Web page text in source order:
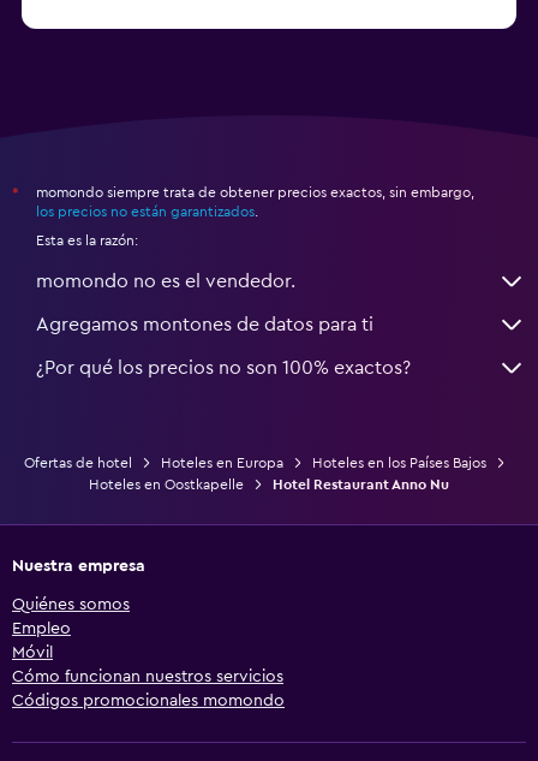
*
momondo siempre trata de obtener precios exactos, sin embargo,
los precios no están garantizados
Esta es la razón:
momondo no es el vendedor.
Agregamos montones de datos para ti
¿Por qué los precios no son 100% exactos?
Ofertas de hotel Hoteles en Europa
Hoteles en los Países Bajos
Hoteles en Oostkapelle
Hotel Restaurant Anno Nu
Nuestra empresa
Quiénes somos
Empleo
Móvil
Cómo funcionan nuestros servicios
Códigos promocionales momondo